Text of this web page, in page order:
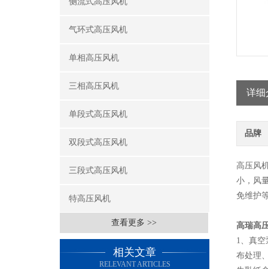
气环式高压风机
单相高压风机
三相高压风机
单段式高压风机
双段式高压风机
三段式高压风机
特高压风机
查看更多 >>
相关文章
RELEVANT ARTICLES
详细
品牌
高压风
小，风
免维护
高瑞高
1、真
布处理